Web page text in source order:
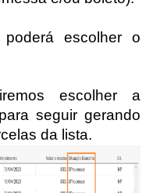
escolher o
escolher a
seguir gerando
da lista.